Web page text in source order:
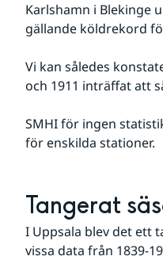
Karlshamn i Blekinge
gällande köldrekord
Vi kan således
och 1911 inträffat att
SMHI för ingen
för enskilda stationer.
Tangerat
I Uppsala blev det ett
vissa data från 1839-